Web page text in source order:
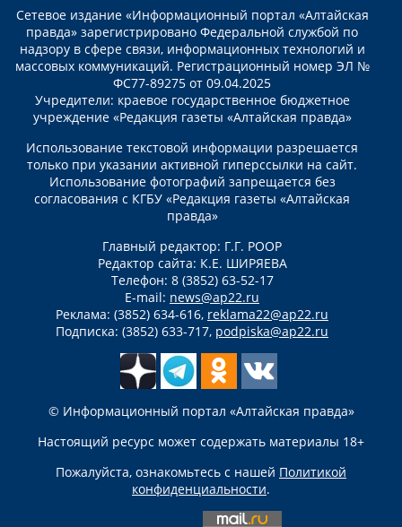
Сетевое издание «Информационный портал «Алтайская
правда» зарегистрировано Федеральной службой по
надзору в сфере связи, информационных технологий и
массовых коммуникаций. Регистрационный номер ЭЛ №
ФС77-89275 от 09.04.2025
Учредители: краевое государственное бюджетное
учреждение «Редакция газеты «Алтайская правда»
Использование текстовой информации разрешается
только при указании активной гиперссылки на сайт.
Использование фотографий запрещается без
согласования с КГБУ «Редакция газеты «Алтайская
правда»
Главный редактор: Г.Г. РООР
Редактор сайта: К.Е. ШИРЯЕВА
Телефон: 8 (3852) 63-52-17
E-mail: news@ap22.ru
Реклама: (3852) 634-616, reklama22@ap22.ru
Подписка: (3852) 633-717, podpiska@ap22.ru
© Информационный портал «Алтайская правда»
Настоящий ресурс может содержать материалы 18+
Пожалуйста, ознакомьтесь с нашей Политикой
конфиденциальности.